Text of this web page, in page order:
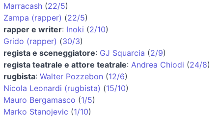
Marracash (22/5)
Zampa (rapper) (22/5)
rapper e writer: Inoki (2/10)
Grido (rapper) (30/3)
regista e sceneggiatore: GJ Squarcia (2/9)
regista teatrale e attore teatrale: Andrea Chiodi (24/8)
rugbista: Walter Pozzebon (12/6)
Nicola Leonardi (rugbista) (15/10)
Mauro Bergamasco (1/5)
Marko Stanojevic (1/10)